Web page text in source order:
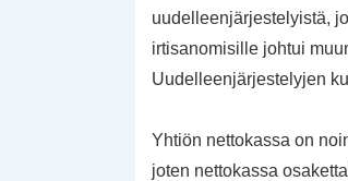
uudelleenjärjestelyistä,
irtisanomisille johtui
Uudelleenjärjestelyjen
Yhtiön nettokassa on
joten nettokassa